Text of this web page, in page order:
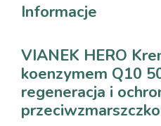
Informacje
VIANEK HERO
koenzymem Q10
regeneracja i